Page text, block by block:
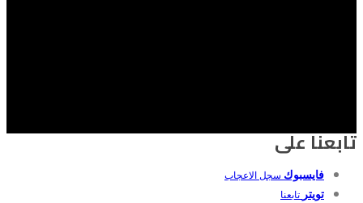
تابعنا على
فايسبوك سجل الاعجاب
تويتر تابعنا